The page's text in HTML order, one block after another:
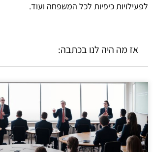
לפעילויות כיפיות לכל המשפחה ועוד.
אז מה היה לנו בכתבה: